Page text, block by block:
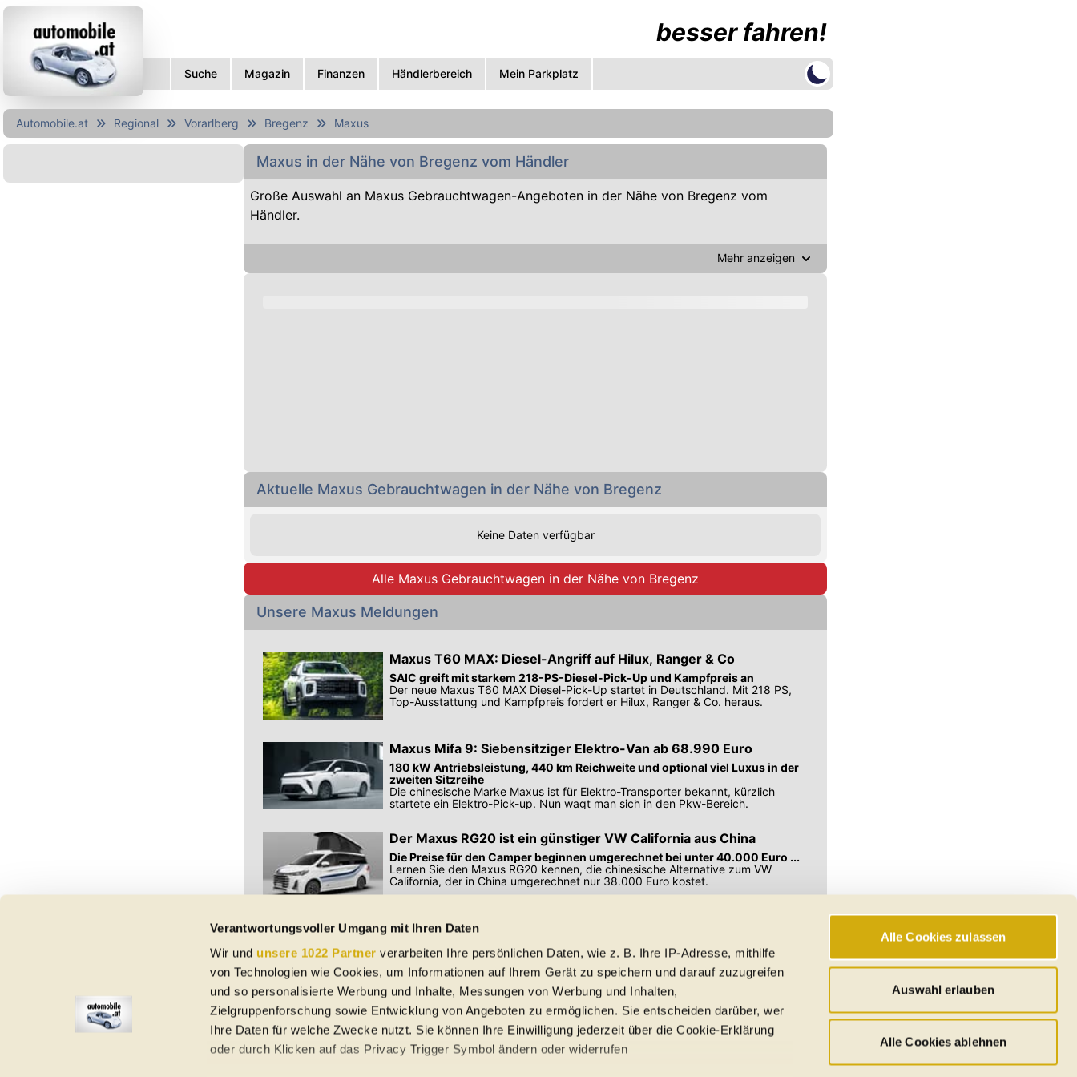
Verantwortungsvoller Umgang mit Ihren Daten
Wir und unsere 1022 Partner verarbeiten Ihre persönlichen Daten, wie z. B. Ihre IP-Adresse, mithilfe
von Technologien wie Cookies, um Informationen auf Ihrem Gerät zu speichern und darauf zuzugreifen
und so personalisierte Werbung und Inhalte, Messungen von Werbung und Inhalten,
Zielgruppenforschung sowie Entwicklung von Angeboten zu ermöglichen. Sie entscheiden darüber, wer
Ihre Daten für welche Zwecke nutzt. Sie können Ihre Einwilligung jederzeit über die Cookie-Erklärung
oder durch Klicken auf das Privacy Trigger Symbol ändern oder widerrufen
Alle Cookies zulassen
Auswahl erlauben
Alle Cookies ablehnen
besser fahren!
Suche Magazin Finanzen Händlerbereich Mein Parkplatz
Automobile.at Regional Vorarlberg Bregenz Maxus
Maxus in der Nähe von Bregenz vom Händler
Große Auswahl an Maxus Gebrauchtwagen-Angeboten in der Nähe von Bregenz vom
Händler.
Mehr anzeigen
Aktuelle Maxus Gebrauchtwagen in der Nähe von Bregenz
Keine Daten verfügbar
Alle Maxus Gebrauchtwagen in der Nähe von Bregenz
Unsere Maxus Meldungen
Maxus T60 MAX: Diesel-Angriff auf Hilux, Ranger & Co
SAIC greift mit starkem 218-PS-Diesel-Pick-Up und Kampfpreis an
Der neue Maxus T60 MAX Diesel-Pick-Up startet in Deutschland. Mit 218 PS,
Top-Ausstattung und Kampfpreis fordert er Hilux, Ranger & Co. heraus.
Maxus Mifa 9: Siebensitziger Elektro-Van ab 68.990 Euro
180 kW Antriebsleistung, 440 km Reichweite und optional viel Luxus in der
zweiten Sitzreihe
Die chinesische Marke Maxus ist für Elektro-Transporter bekannt, kürzlich
startete ein Elektro-Pick-up. Nun wagt man sich in den Pkw-Bereich.
Der Maxus RG20 ist ein günstiger VW California aus China
Die Preise für den Camper beginnen umgerechnet bei unter 40.000 Euro ...
Lernen Sie den Maxus RG20 kennen, die chinesische Alternative zum VW
California, der in China umgerechnet nur 38.000 Euro kostet.
Preisangaben in den Meldungen gelten für Deutschland. Quelle: Auto-News
Vorbehaltlich Irrtümer, Schreibfehler und Zwischenverkauf. Hinweis: Technische Daten, Verbrauchswerte, Reichweiten
etc. beziehen sich auf EU-Normen sowie auf Neuwagen. automobile.at übernimmt entsprechend den
Nutzungsbedingungen keine Gewähr für die Richtigkeit der Angaben.